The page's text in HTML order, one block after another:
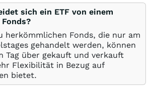
sich ein ETF von einem
herkömmlichen Fonds, die nur am
gehandelt werden, können
Tag über gekauft und verkauft
Flexibilität in Bezug auf
bietet.